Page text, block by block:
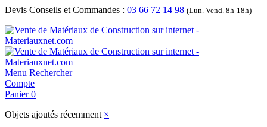
Devis Conseils et Commandes : 03 66 72 14 98 (Lun. Vend. 8h-18h)
Menu Rechercher
Compte
Panier 0
Objets ajoutés récemment ×